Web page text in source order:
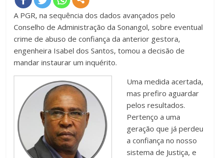
A PGR, na sequência dos dados avançados pelo
Conselho de Administração da Sonangol, sobre eventual
crime de abuso de confiança da anterior gestora,
engenheira Isabel dos Santos, tomou a decisão de
mandar instaurar um inquérito.
Uma medida acertada,
mas prefiro aguardar
pelos resultados.
Pertenço a uma
geração que já perdeu
a confiança no nosso
sistema de Justiça, e